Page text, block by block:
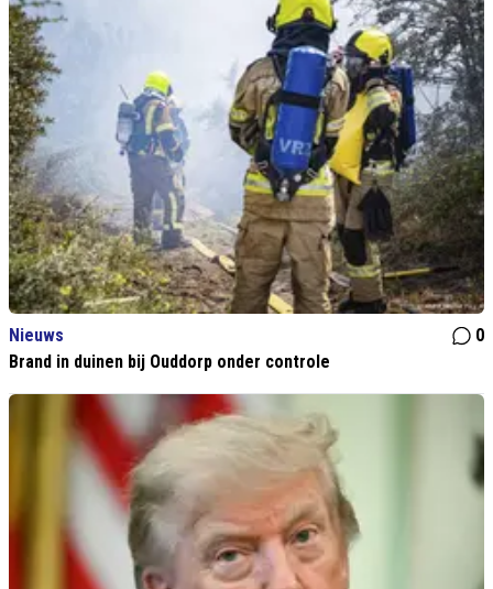
Nieuws
0
Brand in duinen bij Ouddorp onder controle